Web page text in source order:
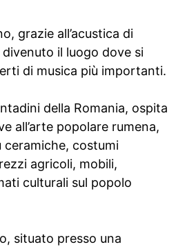
grazie all’acustica di
il luogo dove si
di musica più importanti.
della Romania, ospita
all’arte popolare rumena,
ceramiche, costumi
agricoli, mobili,
culturali sul popolo
situato presso una